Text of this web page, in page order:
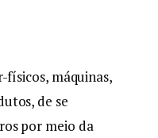
físicos, máquinas,
de se
por meio da